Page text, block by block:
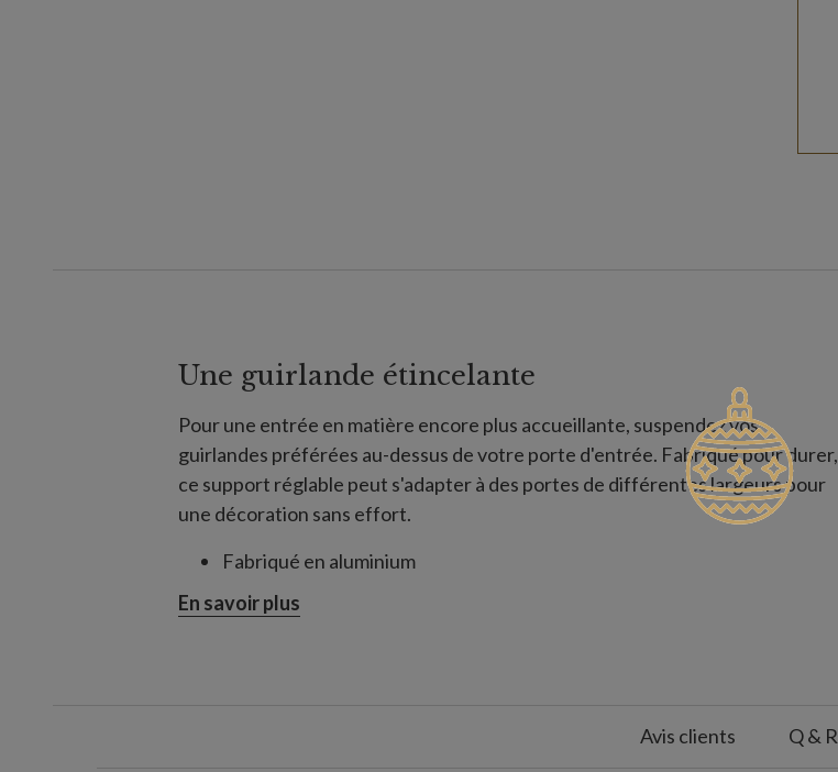
Une guirlande étincelante
Pour une entrée en matière encore plus accueillante, suspendez vos
guirlandes préférées au-dessus de votre porte d'entrée. Fabriqué pour durer,
ce support réglable peut s'adapter à des portes de différentes largeurs pour
une décoration sans effort.
Fabriqué en aluminium
En savoir plus
Avis clients Q & R